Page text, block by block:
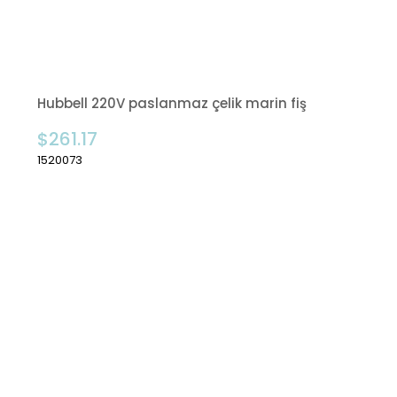
Hubbell 220V paslanmaz çelik marin fiş
$261.17
1520073